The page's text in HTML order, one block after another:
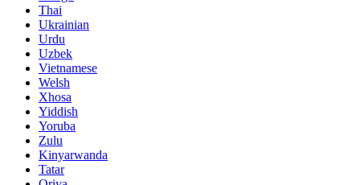
Thai
Ukrainian
Urdu
Uzbek
Vietnamese
Welsh
Xhosa
Yiddish
Yoruba
Zulu
Kinyarwanda
Tatar